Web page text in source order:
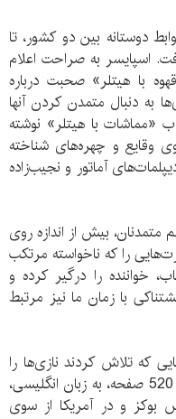
دوستانه بین دو کشور، تا
اسپایسر به صراحت اعلام
با هیتلر» صحبت درباره
به دنبال متمدن کردن آنها
«مماشات با هیتلر» نوشته
وقایع و چهره‌های شناخته
آماتور و نجیب‌زاده
بیش از اندازه روی
را که ناخواسته مرتکب
خواننده را درگیر کرده و
با زمان ما نیز مرتبط
که تلاش کردند نازی‌ها را
متمدن کنند» نوشته چارلز اسپایسر، در 520 صفحه، به زبان انگلیسی،
بوکز و در آمریکا از سوی